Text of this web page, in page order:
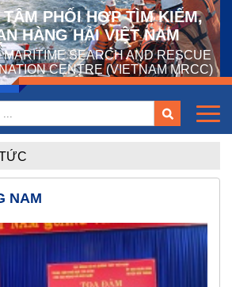
TÂM PHỐI HỢP TÌM KIẾM,
HÀNG HẢI VIỆT NAM
MARITIME SEARCH AND RESCUE
CENTRE (VIETNAM MRCC)
NAM